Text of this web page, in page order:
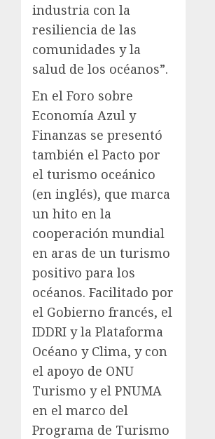
industria con la
resiliencia de las
comunidades y la
salud de los océanos”.
En el Foro sobre
Economía Azul y
Finanzas se presentó
también el Pacto por
el turismo oceánico
(en inglés), que marca
un hito en la
cooperación mundial
en aras de un turismo
positivo para los
océanos. Facilitado por
el Gobierno francés, el
IDDRI y la Plataforma
Océano y Clima, y con
el apoyo de ONU
Turismo y el PNUMA
en el marco del
Programa de Turismo